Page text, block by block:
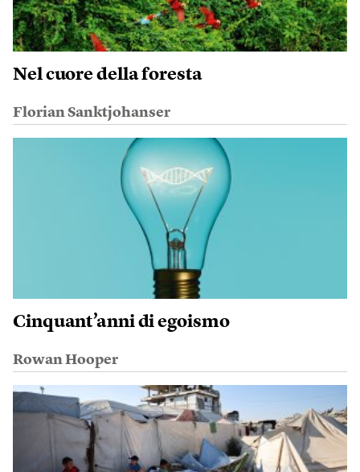
Nel cuore della foresta
Florian Sanktjohanser
Cinquant’anni di egoismo
Rowan Hooper